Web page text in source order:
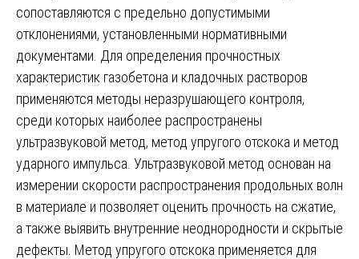
сопоставляются с предельно допустимыми
отклонениями, установленными нормативными
документами. Для определения прочностных
характеристик газобетона и кладочных растворов
применяются методы неразрушающего контроля,
среди которых наиболее распространены
ультразвуковой метод, метод упругого отскока и метод
ударного импульса. Ультразвуковой метод основан на
измерении скорости распространения продольных волн
в материале и позволяет оценить прочность на сжатие,
а также выявить внутренние неоднородности и скрытые
дефекты. Метод упругого отскока применяется для